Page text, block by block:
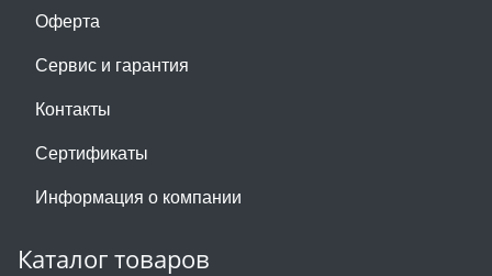
Оферта
Сервис и гарантия
Контакты
Сертификаты
Информация о компании
Каталог товаров